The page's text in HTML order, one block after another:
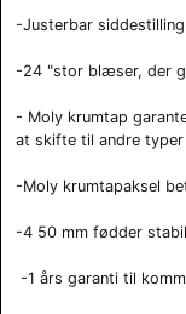
-Justerbar
-24 "stor blæser, der
- Moly krumtap
at skifte til andre typer
-Moly krumtapaksel
-4 50 mm fødder
-1 års garanti til